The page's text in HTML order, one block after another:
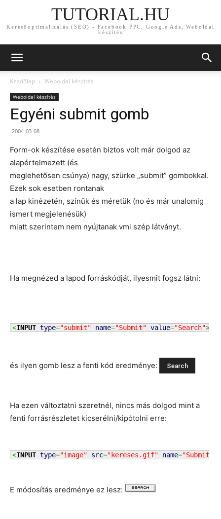
TUTORIAL.HU
Keresőoptimalizálás (SEO) - Facebook PPC, Google Ads, Weboldal
készítés
Kezdőlap Weboldal készítés
Weboldal készítés
Egyéni submit gomb
2004-03-08
Form-ok készítése esetén biztos volt már dolgod az
alapértelmezett (és
meglehetősen csúnya) nagy, szürke „submit” gombokkal.
Ezek sok esetben rontanak
a lap kinézetén, színük és méretük (no és már unalomig
ismert megjelenésük)
miatt szerintem nem nyújtanak vmi szép látványt.
Ha megnézed a lapod forráskódját, ilyesmit fogsz látni:
<INPUT type="submit" name="Submit" value="Search">
és ilyen gomb lesz a fenti kód eredménye:
Ha ezen változtatni szeretnél, nincs más dolgod mint a
fenti forrásrészletet kicserélni/kipótolni erre:
<INPUT type="image" src="kereses.gif" name="Submit"
E módosítás eredménye ez lesz: